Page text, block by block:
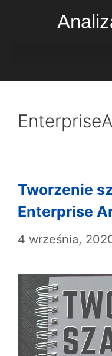
Tworzenie
Enterprise
4 września,